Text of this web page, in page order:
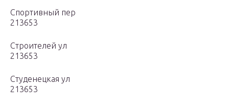
Спортивный пер
213653
Строителей ул
213653
Студенецкая ул
213653